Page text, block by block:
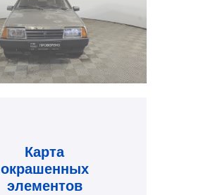
Карта
окрашенных
элементов